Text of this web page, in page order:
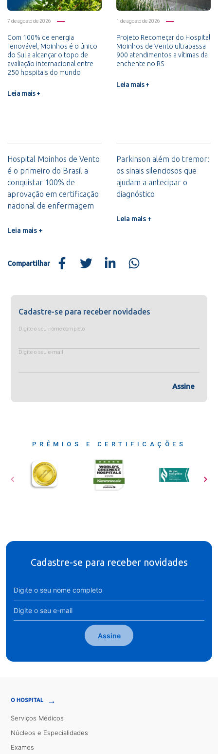
7 de agosto de 2026
Com 100% de energia
renovável, Moinhos é o único
do Sul a alcançar o topo de
avaliação internacional entre
250 hospitais do mundo
Leia mais +
1 de agosto de 2026
Projeto Recomeçar do Hospital
Moinhos de Vento ultrapassa
900 atendimentos a vítimas da
enchente no RS
Leia mais +
Hospital Moinhos de Vento
é o primeiro do Brasil a
conquistar 100% de
aprovação em certificação
nacional de enfermagem
Leia mais +
Parkinson além do tremor:
os sinais silenciosos que
ajudam a antecipar o
diagnóstico
Leia mais +
Compartilhar
Cadastre-se para receber novidades
Digite o seu nome completo
Digite o seu e-mail
Assine
PRÊMIOS E CERTIFICAÇÕES
Cadastre-se para receber novidades
Assine
O HOSPITAL →
Serviços Médicos
Núcleos e Especialidades
Exames